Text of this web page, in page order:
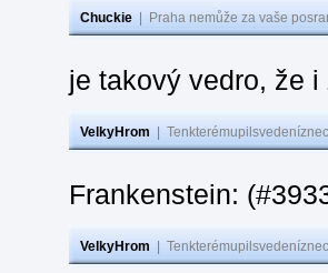
Chuckie Praha nemůže za vaše
je takový vedro, že
VelkyHrom
Frankenstein:
VelkyHrom